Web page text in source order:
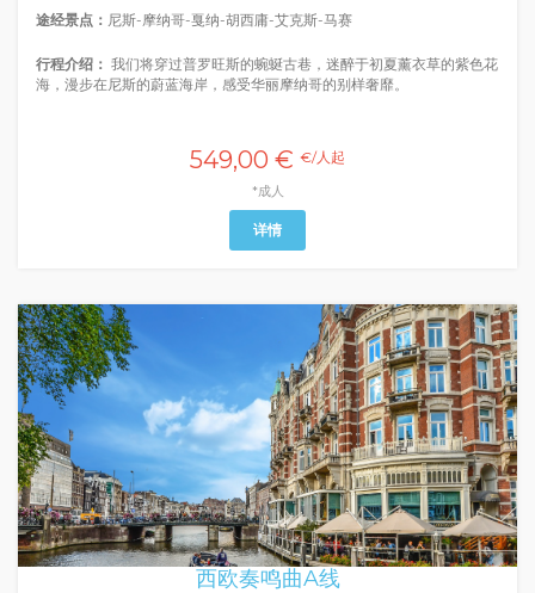
途经景点： 尼斯-摩纳哥-戛纳-胡西庸-艾克斯-马赛
行程介绍： 我们将穿过普罗旺斯的蜿蜒古巷，迷醉于初夏薰衣草的紫色花
海，漫步在尼斯的蔚蓝海岸，感受华丽摩纳哥的别样奢靡。
549,00 € €/人起
*成人
详情
西欧奏鸣曲A线